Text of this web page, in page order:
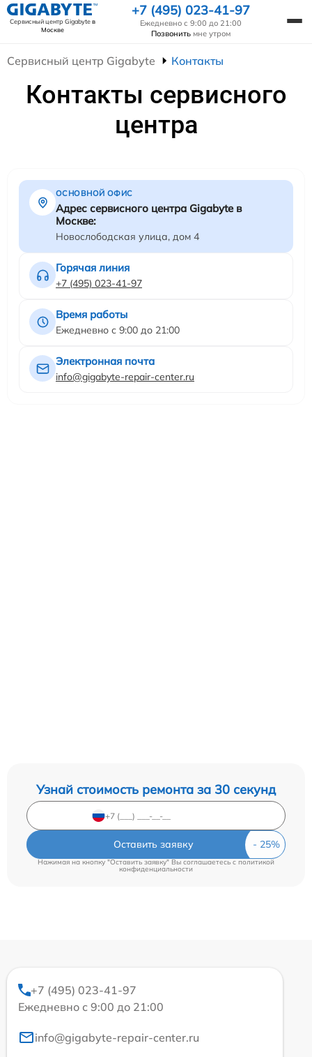
Сервисный центр Gigabyteв
Москве
+7 (495) 023-41-97
Ежедневно с 9:00 до 21:00
Позвонить мне утром
Сервисный центр Gigabyte Контакты
Контакты сервисного
центра
ОСНОВНОЙ ОФИС
Адрес сервисного центра Gigabyte в
Москве:
Новослободская улица, дом 4
Горячая линия
+7 (495) 023-41-97
Время работы
Ежедневно с 9:00 до 21:00
Электронная почта
info@gigabyte-repair-center.ru
Узнай стоимость ремонта за 30 секунд
Оставить заявку
Нажимая на кнопку "Оставить заявку" Вы соглашаетесь cполитикой
конфиденциальности
+7 (495) 023-41-97
Ежедневно с 9:00 до 21:00
info@gigabyte-repair-center.ru